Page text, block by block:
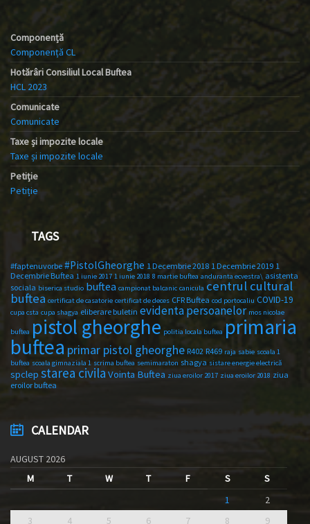
Componență
Componență CL
Hotărâri Consiliul Local Buftea
HCL 2023
Comunicate
Comunicate
Taxe și impozite locale
Taxe și impozite locale
Petiție
Petiție
TAGS
#faptenuvorbe #PistolGheorghe 1 Decembrie 2018 1 Decembrie 2019 1
Decembrie Buftea 1 iunie 2017 1 iunie 2018 8 martie buftea anduranta ecvestra\ asistenta
sociala biserica studio buftea campionat balcanic canicula centrul cultural
buftea certificat de casatorie certificat de deces CFR Buftea cod portocaliu COVID-19
cupa csta cupa shagya eliberare buletin evidenta persoanelor mos nicolae
buftea pistol gheorghe politia locala buftea primaria
buftea primar pistol gheorghe R402 R469 raja sabie scoala 1
buftea scoala gimnaziala 1 scrima buftea semimaraton shagya sistare energie electrică
spclep starea civila Vointa Buftea ziua eroilor 2017 ziua eroilor 2018 ziua
eroilor buftea
CALENDAR
AUGUST 2026
M
T W T F S
S
1
2
3
4 5 6 7 8 9